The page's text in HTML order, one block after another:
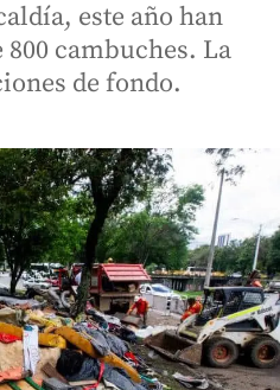
este año han
cambuches. La
de fondo.